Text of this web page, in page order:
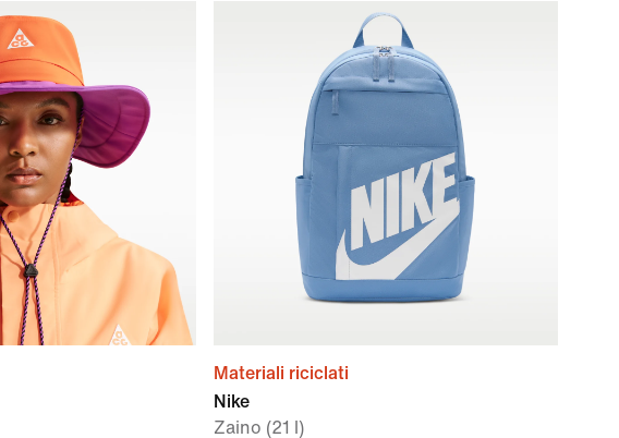
Materiali riciclati
Nike
Zaino (21 l)